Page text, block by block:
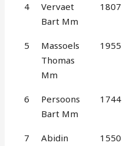
4
Vervaet
Bart Mm
1807
5
Massoels
Thomas
Mm
1955
6
Persoons
Bart Mm
1744
7
Abidin
1550